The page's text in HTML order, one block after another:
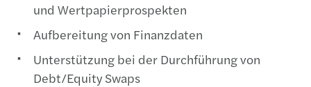
und Wertpapierprospekten
Aufbereitung von Finanzdaten
Unterstützung bei der Durchführung von
Debt/Equity Swaps